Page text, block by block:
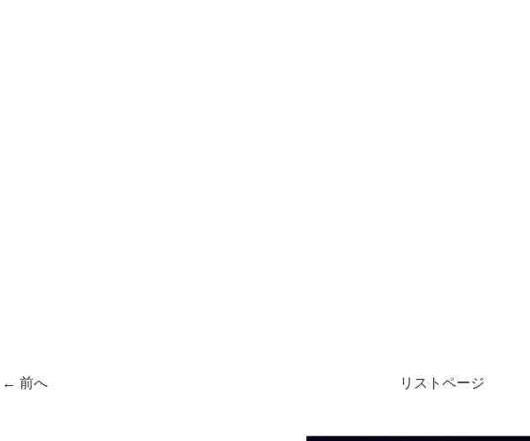
← 前へ リストページ